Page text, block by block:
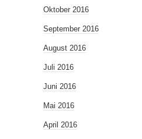
Oktober 2016
September 2016
August 2016
Juli 2016
Juni 2016
Mai 2016
April 2016